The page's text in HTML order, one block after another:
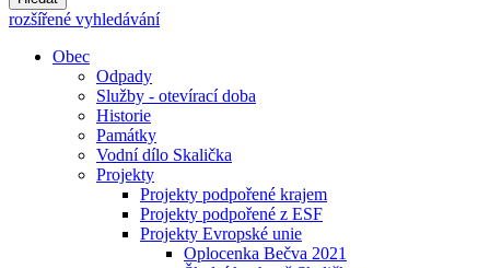
rozšířené vyhledávání
Obec
Odpady
Služby - otevírací doba
Historie
Památky
Vodní dílo Skalička
Projekty
Projekty podpořené krajem
Projekty podpořené z ESF
Projekty Evropské unie
Oplocenka Bečva 2021